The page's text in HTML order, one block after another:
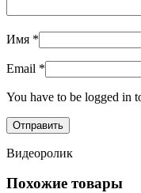
Имя *
Email *
You have to be logged in
Видеоролик
Похожие товары